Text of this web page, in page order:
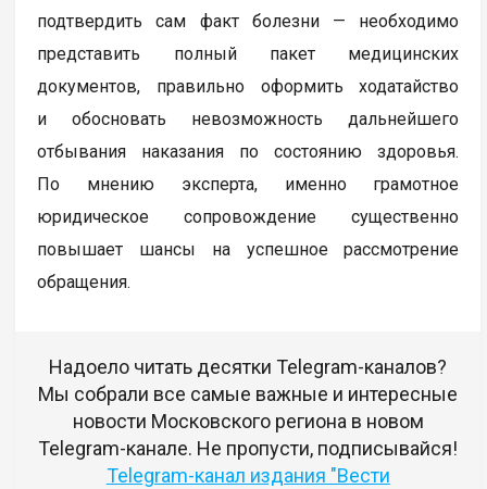
подтвердить сам факт болезни — необходимо
представить полный пакет медицинских
документов, правильно оформить ходатайство
и обосновать невозможность дальнейшего
отбывания наказания по состоянию здоровья.
По мнению эксперта, именно грамотное
юридическое сопровождение существенно
повышает шансы на успешное рассмотрение
обращения.
Надоело читать десятки Telegram-каналов?
Мы собрали все самые важные и интересные
новости Московского региона в новом
Telegram-канале. Не пропусти, подписывайся!
Telegram-канал издания "Вести